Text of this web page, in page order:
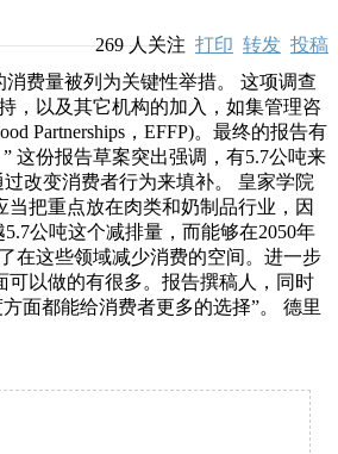
269人关注 打印 转发 投稿
费量被列为关键性举措。 这项调查
，以及其它机构的加入，如集管理咨
Partnerships，EFFP)。最终的报告有
这份报告草案突出强调，有5.7公吨来
改变消费者行为来填补。 皇家学院
把重点放在肉类和奶制品行业，因
公吨这个减排量，而能够在2050年
在这些领域减少消费的空间。进一步
以做的有很多。报告撰稿人，同时
面都能给消费者更多的选择”。 德里